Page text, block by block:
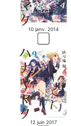
10 janv. 2014
12 juin 2017